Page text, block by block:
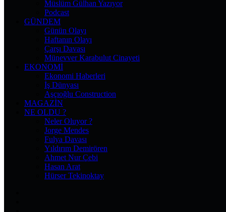
Müslüm Gülhan Yazıyor
Podcast
GÜNDEM
Günün Olayı
Haftanın Olayı
Çarşı Davası
Münevver Karabulut Cinayeti
EKONOMI
Ekonomi Haberleri
İş Dünyası
Aşçıoğlu Construction
MAGAZIN
NE OLDU ?
Neler Oluyor ?
Jorge Mendes
Fulya Davası
Yıldırım Demirören
Ahmet Nur Çebi
Hasan Arat
Hürser Tekinoktay